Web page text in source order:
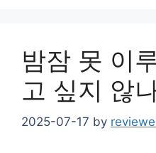
밤잠 못 이
고 싶지 않
2025-07-17 by